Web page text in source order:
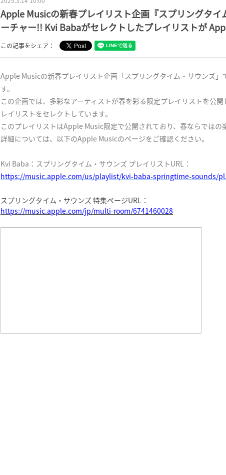
Apple Musicの新春プレイリスト企画『スプリングタイ
ーチャー!! Kvi Babaがセレクトしたプレイリストが
この記事をシェア：
Apple Musicの新春プレイリスト企画「スプリングタイム・サウンズ」
す。
この企画では、多彩なアーティストが春を彩る限定プレイリストを公
レイリストをセレクトしています。
このプレイリストはApple Music限定で公開されており、春ならではの
詳細については、以下のApple Musicのページをご確認ください。
Kvi Baba：スプリングタイム・サウンズ プレイリストURL：
https://music.apple.com/us/playlist/kvi-baba-springtime-sounds/
スプリングタイム・サウンズ 特集ページURL：
https://music.apple.com/jp/multi-room/6741460028